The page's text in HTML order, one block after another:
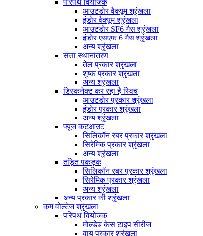
परिपथ वियोजक
आउटडोर वैक्यूम श्रृंखला
इंडोर वैक्यूम श्रृंखला
आउटडोर SF6 गैस श्रृंखला
इंडोर एसएफ 6 गैस श्रृंखला
अन्य श्रृंखला
सत्ता स्थानांतरण
तेल प्रकार श्रृंखला
शुष्क प्रकार श्रृंखला
अन्य श्रृंखला
डिस्कनेक्ट कर रहा है स्विच
आउटडोर प्रकार श्रृंखला
इंडोर प्रकार श्रृंखला
अन्य श्रृंखला
फ्यूज कटआउट
सिलिकॉन रबर प्रकार श्रृंखला
सिरेमिक प्रकार श्रृंखला
अन्य श्रृंखला
तड़ित पकड़क
सिलिकॉन रबर प्रकार श्रृंखला
सिरेमिक प्रकार श्रृंखला
अन्य श्रृंखला
अन्य प्रकार की श्रृंखला
कम वोल्टेज श्रृंखला
परिपथ वियोजक
मोल्डेड केस टाइप सीरीज
वायु प्रकार श्रृंखला